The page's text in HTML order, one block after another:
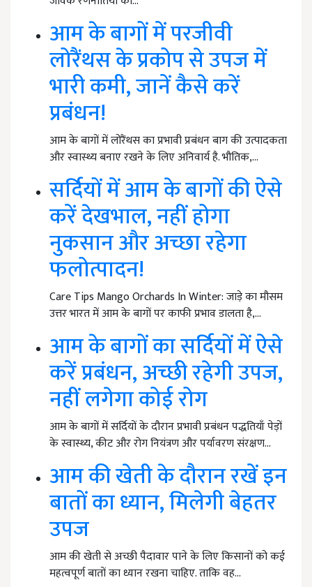
आम के बागों में परजीवी
लोरैंथस के प्रकोप से उपज में
भारी कमी, जानें कैसे करें
प्रबंधन!
आम के बागों में लोरैंथस का प्रभावी प्रबंधन बाग की उत्पादकता
और स्वास्थ्य बनाए रखने के लिए अनिवार्य है. भौतिक,…
सर्दियों में आम के बागों की ऐसे
करें देखभाल, नहीं होगा
नुकसान और अच्छा रहेगा
फलोत्पादन!
Care Tips Mango Orchards In Winter: जाड़े का मौसम
उत्तर भारत में आम के बागों पर काफी प्रभाव डालता है,…
आम के बागों का सर्दियों में ऐसे
करें प्रबंधन, अच्छी रहेगी उपज,
नहीं लगेगा कोई रोग
आम के बागों में सर्दियों के दौरान प्रभावी प्रबंधन पद्धतियाँ पेड़ों
के स्वास्थ्य, कीट और रोग नियंत्रण और पर्यावरण संरक्षण…
आम की खेती के दौरान रखें इन
बातों का ध्यान, मिलेगी बेहतर
उपज
आम की खेती से अच्छी पैदावार पाने के लिए किसानों को कई
महत्वपूर्ण बातों का ध्यान रखना चाहिए. ताकि वह…